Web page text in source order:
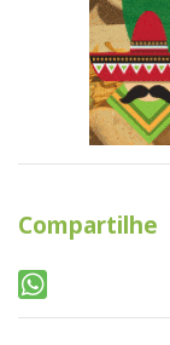
Compartilhe